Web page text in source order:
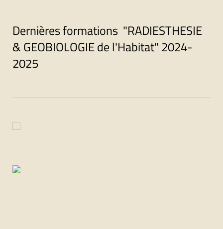
Dernières formations "RADIESTHESIE
& GEOBIOLOGIE de l'Habitat" 2024-
2025